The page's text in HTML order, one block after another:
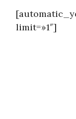
limit=»1″]